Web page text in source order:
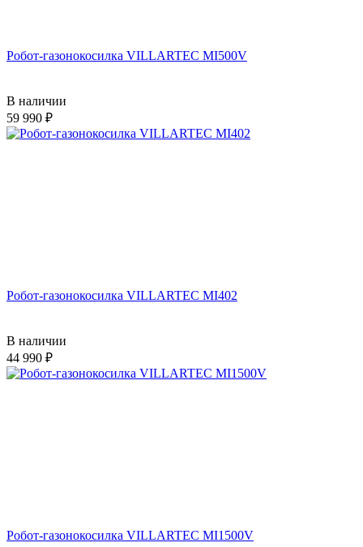
Робот-газонокосилка VILLARTEC MI500V
В наличии
59 990
Робот-газонокосилка VILLARTEC MI402
В наличии
44 990
Робот-газонокосилка VILLARTEC MI1500V